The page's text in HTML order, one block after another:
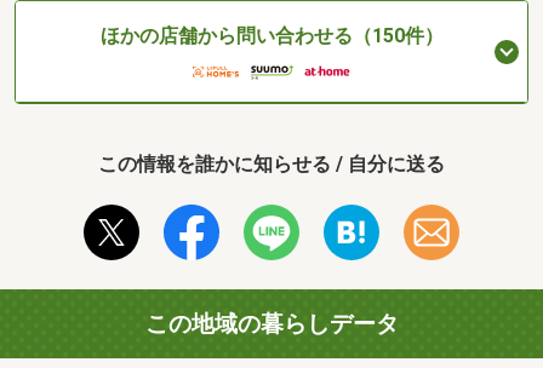
ほかの店舗から問い合わせる（150件）
この情報を誰かに知らせる / 自分に送る
この地域の暮らしデータ